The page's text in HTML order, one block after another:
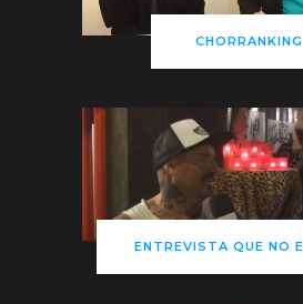
CHORRANKING
ENTREVISTA QUE NO